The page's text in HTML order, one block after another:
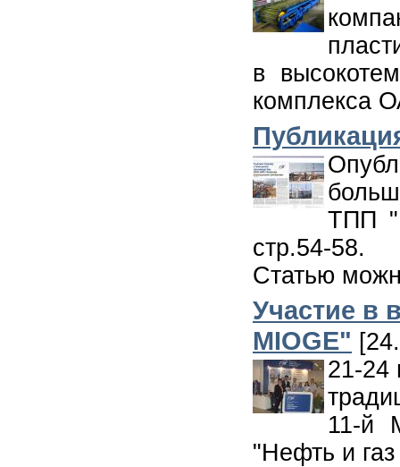
в
комплекса
ТПП
стр.54-58.
Статью
Участие в
MIOGE"
21-24
11-й
"Нефть и